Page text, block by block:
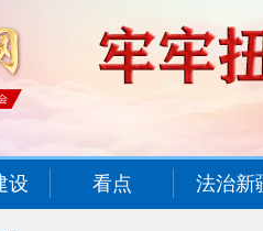
设 看点 法治新